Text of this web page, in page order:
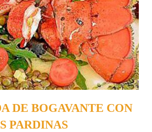
DE BOGAVANTE CON
PARDINAS